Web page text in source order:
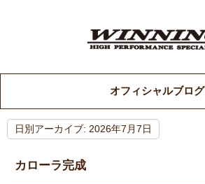
オフィシャルブログ
日別アーカイブ: 2026年7月7日
カローラ完成